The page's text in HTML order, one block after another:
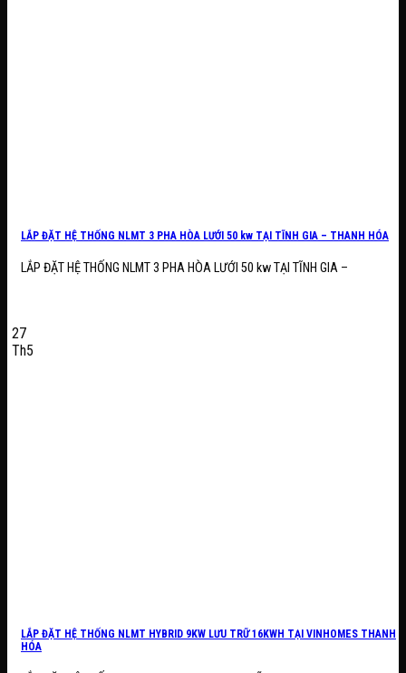
LẮP ĐẶT HỆ THỐNG NLMT 3 PHA HÒA LƯỚI 50 kw TẠI TĨNH GIA – THANH HÓA
LẮP ĐẶT HỆ THỐNG NLMT 3 PHA HÒA LƯỚI 50 kw TẠI TĨNH GIA –
27
Th5
LẮP ĐẶT HỆ THỐNG NLMT HYBRID 9KW LƯU TRỮ 16KWH TẠI VINHOMES THANH
HÓA